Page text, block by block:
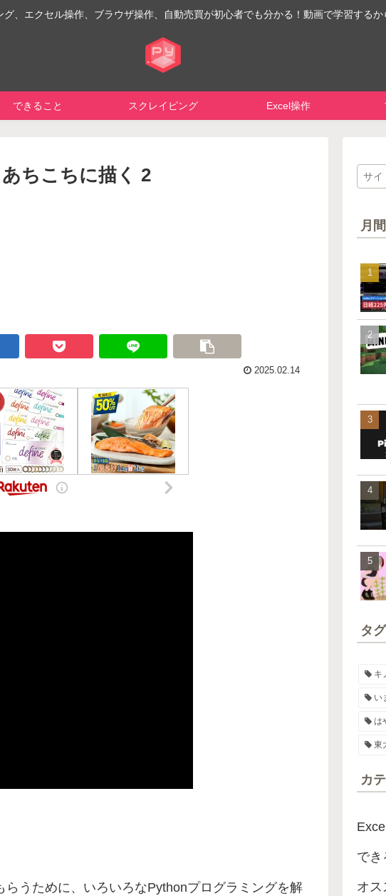
、エクセル操作、ブラウザ操作、自動売買が初心者でも分かる！動画で学習するか
できること スクレイピング Excel操作
ちこちに描く 2
2025.02.14
うために、いろいろなPythonプログラミングを解
月
タグ
キ
い
は
東
カ
でき
オス